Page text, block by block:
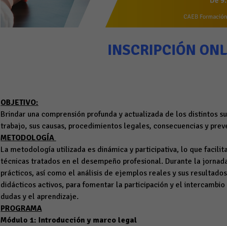
INSCRIPCIÓN
OBJETIVO:
Brindar una comprensión profunda y actualizada de los distintos
trabajo, sus causas, procedimientos legales, consecuencias y
METODOLOGÍA
La metodología utilizada es dinámica y participativa, lo que
técnicas tratados en el desempeño profesional. Durante la
prácticos, así como el análisis de ejemplos reales y sus
didácticos activos, para fomentar la participación y el
dudas y el aprendizaje.
PROGRAMA
Módulo 1: Introducción y marco legal